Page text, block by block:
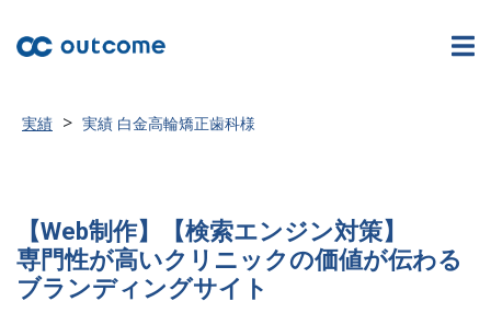
実績 > 実績 白金高輪矯正歯科様
【Web制作】【検索エンジン対策】
専門性が高いクリニックの価値が伝わる
ブランディングサイト